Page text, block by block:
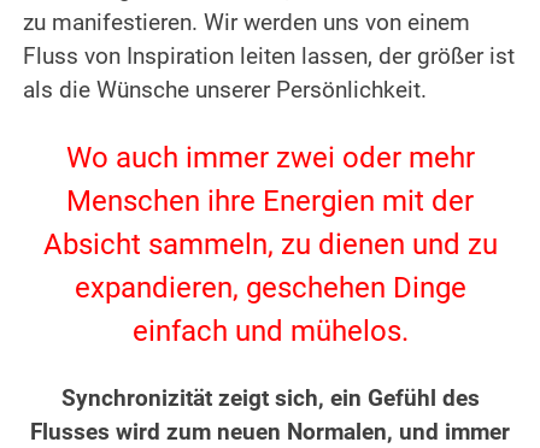
zu manifestieren. Wir werden uns von einem
Fluss von Inspiration leiten lassen, der größer ist
als die Wünsche unserer Persönlichkeit.
Wo auch immer zwei oder mehr
Menschen ihre Energien mit der
Absicht sammeln, zu dienen und zu
expandieren, geschehen Dinge
einfach und mühelos.
Synchronizität zeigt sich, ein Gefühl des
Flusses wird zum neuen Normalen, und immer